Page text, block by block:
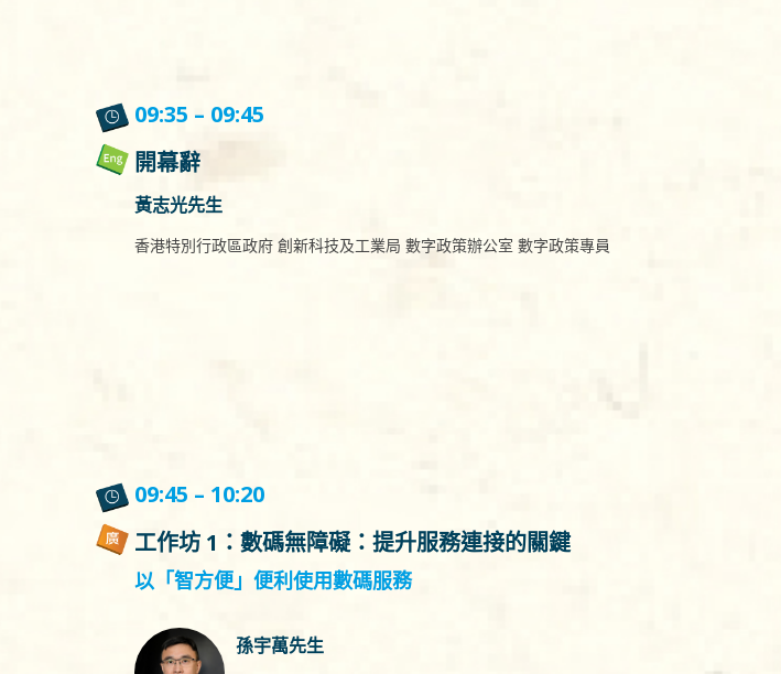
09:35 – 09:45
開幕辭
黃志光先生
香港特別行政區政府 創新科技及工業局 數字政策辦公室 數字政策專員
09:45 – 10:20
工作坊 1：數碼無障礙：提升服務連接的關鍵
以「智方便」便利使用數碼服務
孫宇萬先生